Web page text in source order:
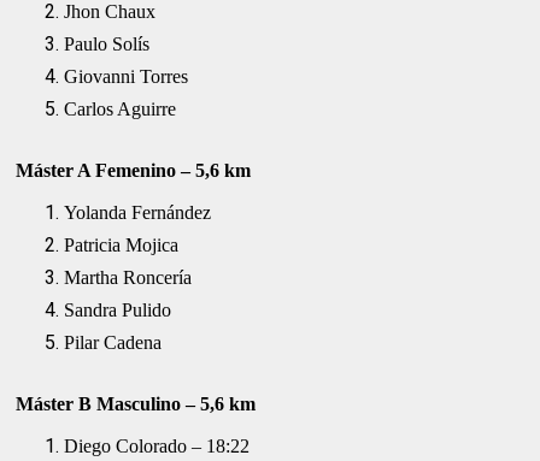
Jhon Chaux
Paulo Solís
Giovanni Torres
Carlos Aguirre
Máster A Femenino – 5,6 km
Yolanda Fernández
Patricia Mojica
Martha Roncería
Sandra Pulido
Pilar Cadena
Máster B Masculino – 5,6 km
Diego Colorado – 18:22